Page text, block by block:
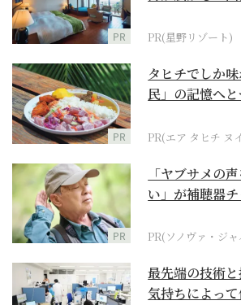
PR PR(星野リゾート)
PR
タヒチでしか
民」の記憶へ
PR(エア タヒチ ヌ
PR
「ヤブサメの
い」が補聴器
PR(ソノヴァ・ジ
最先端の技術
気持ちによっ